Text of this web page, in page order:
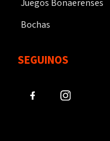
Juegos Bonaerenses
Bochas
SEGUINOS